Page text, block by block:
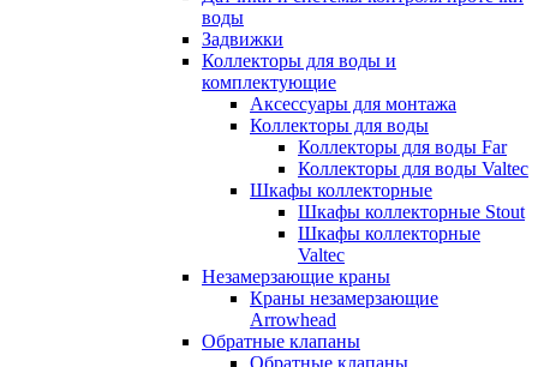
воды
Задвижки
Коллекторы для воды и
комплектующие
Аксессуары для монтажа
Коллекторы для воды
Коллекторы для воды Far
Коллекторы для воды Valtec
Шкафы коллекторные
Шкафы коллекторные Stout
Шкафы коллекторные
Valtec
Незамерзающие краны
Краны незамерзающие
Arrowhead
Обратные клапаны